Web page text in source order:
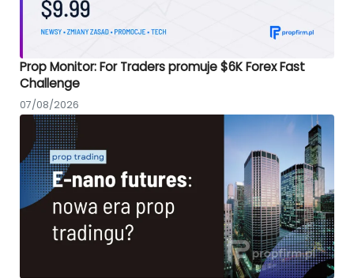
Prop Monitor: For Traders promuje $6K Forex Fast
Challenge
07/08/2026